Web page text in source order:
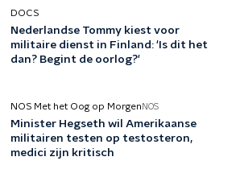
DOCS
Nederlandse Tommy kiest voor
militaire dienst in Finland: 'Is dit het
dan? Begint de oorlog?'
NOS Met het Oog op Morgen NOS
Minister Hegseth wil Amerikaanse
militairen testen op testosteron,
medici zijn kritisch